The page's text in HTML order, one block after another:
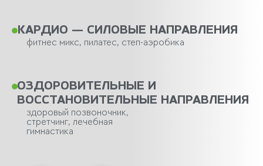
КАРДИО — СИЛОВЫЕ НАПРАВЛЕНИЯ
фитнес микс, пилатес, степ-аэробика
ОЗДОРОВИТЕЛЬНЫЕ И
ВОССТАНОВИТЕЛЬНЫЕ НАПРАВЛЕНИЯ
здоровый позвоночник,
стретчинг, лечебная
гимнастика